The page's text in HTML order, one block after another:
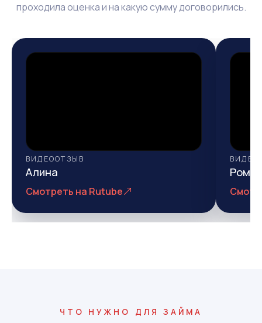
проходила оценка и на какую сумму договорились.
ВИДЕООТЗЫВ
Алина
Смотреть на Rutube
ЧТО НУЖНО ДЛЯ ЗАЙМА